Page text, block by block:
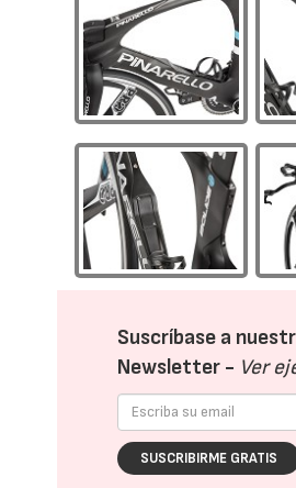
Suscríbase a
Newsletter - Ver
SUSCRIBIRME GRATIS